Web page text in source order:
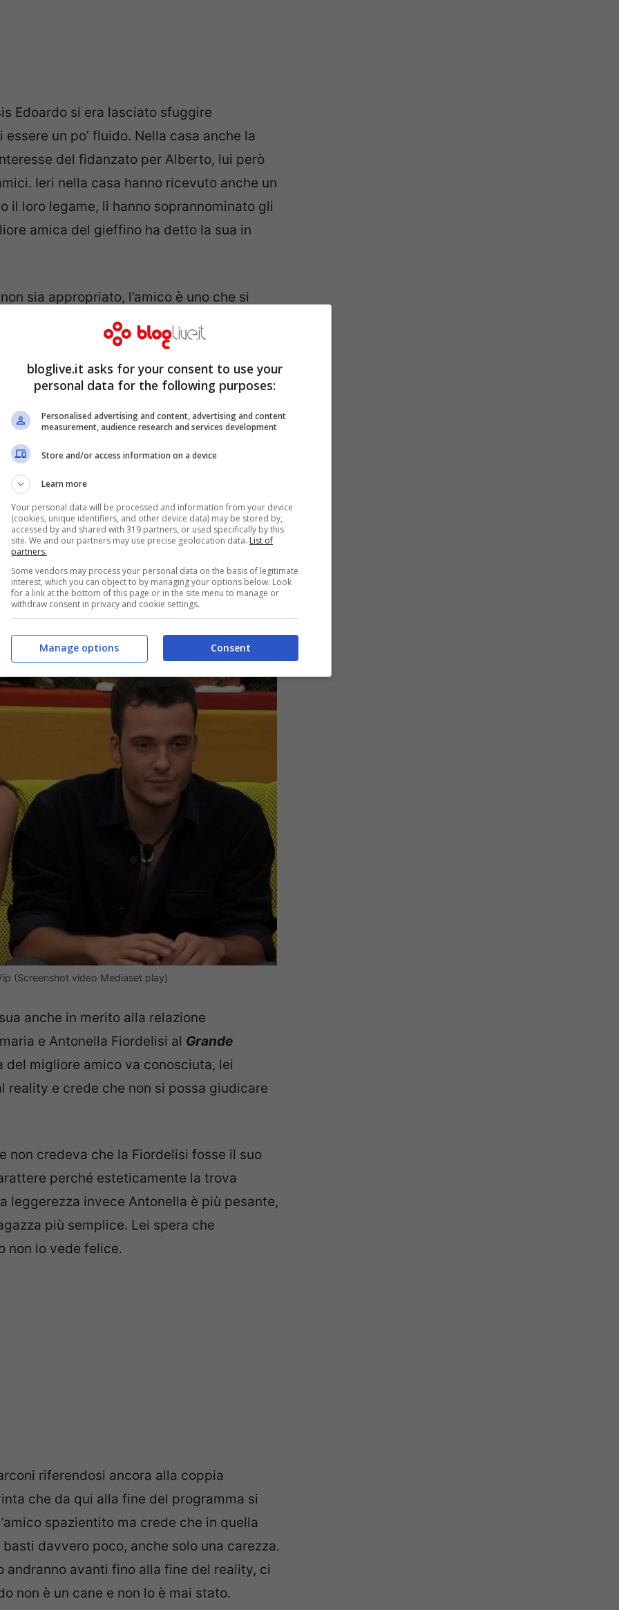
Edoardo si era lasciato sfuggire
un po’ fluido. Nella casa anche la
del fidanzato per Alberto, lui però
Ieri nella casa hanno ricevuto anche un
il loro legame, li hanno soprannominato gli
amica del gieffino ha detto la sua in
sia appropriato, l’amico è uno che si
lui l’abbia detto per il rispetto che prova
aggiunto:
“Il suo senso è che è affettuoso
.”
commenta la sua
Fiordelisi
(Screenshot video Mediaset play)
anche in merito alla relazione
e Antonella Fiordelisi al Grande
del migliore amico va conosciuta, lei
reality e crede che non si possa giudicare
non credeva che la Fiordelisi fosse il suo
perché esteticamente la trova
leggerezza invece Antonella è più pesante,
più semplice. Lei spera che
non lo vede felice.
riferendosi ancora alla coppia
che da qui alla fine del programma si
spazientito ma crede che in quella
davvero poco, anche solo una carezza.
avanti fino alla fine del reality, ci
non è un cane e non lo è mai stato.
bloglive.it asks for your consent to use your
personal data for the following purposes:
Personalised advertising and content, advertising and content
measurement, audience research and services development
Store and/or access information on a device
Learn more
Your personal data will be processed and information from your device
(cookies, unique identifiers, and other device data) may be stored by,
accessed by and shared with 319 partners, or used specifically by this
site. We and our partners may use precise geolocation data. List of
partners.
Some vendors may process your personal data on the basis of legitimate
interest, which you can object to by managing your options below. Look
for a link at the bottom of this page or in the site menu to manage or
withdraw consent in privacy and cookie settings.
Consent
Manage options